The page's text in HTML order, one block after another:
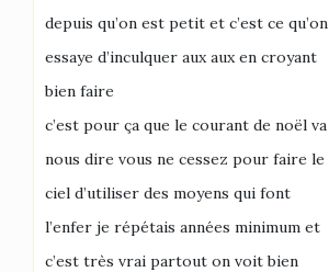
depuis qu’on est petit et c’est ce qu’on
essaye d’inculquer aux aux en croyant
bien faire
c’est pour ça que le courant de noël va
nous dire vous ne cessez pour faire le
ciel d’utiliser des moyens qui font
l’enfer je répétais années minimum et
c’est très vrai partout on voit bien